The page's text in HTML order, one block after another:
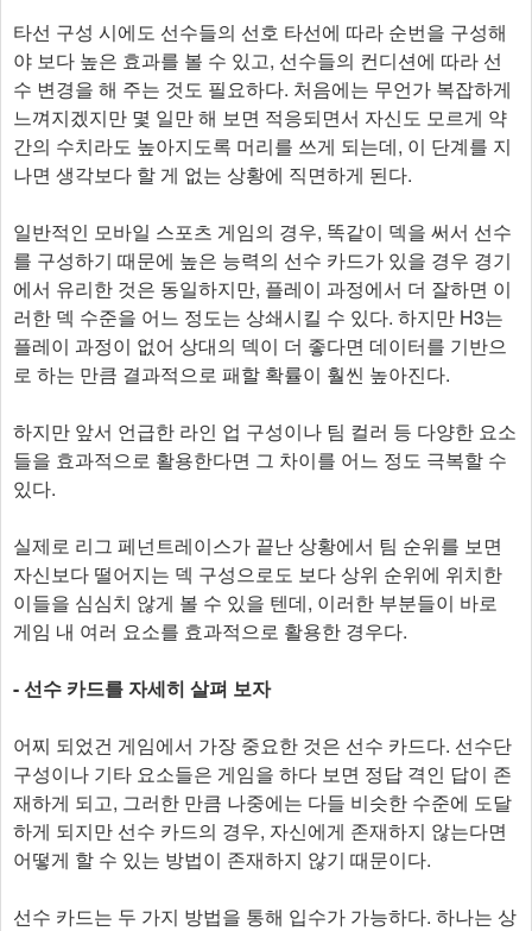
타선 구성 시에도 선수들의 선호 타선에 따라 순번을 구성해
야 보다 높은 효과를 볼 수 있고, 선수들의 컨디션에 따라 선
수 변경을 해 주는 것도 필요하다. 처음에는 무언가 복잡하게
느껴지겠지만 몇 일만 해 보면 적응되면서 자신도 모르게 약
간의 수치라도 높아지도록 머리를 쓰게 되는데, 이 단계를 지
나면 생각보다 할 게 없는 상황에 직면하게 된다.
일반적인 모바일 스포츠 게임의 경우, 똑같이 덱을 써서 선수
를 구성하기 때문에 높은 능력의 선수 카드가 있을 경우 경기
에서 유리한 것은 동일하지만, 플레이 과정에서 더 잘하면 이
러한 덱 수준을 어느 정도는 상쇄시킬 수 있다. 하지만 H3는
플레이 과정이 없어 상대의 덱이 더 좋다면 데이터를 기반으
로 하는 만큼 결과적으로 패할 확률이 훨씬 높아진다.
하지만 앞서 언급한 라인 업 구성이나 팀 컬러 등 다양한 요소
들을 효과적으로 활용한다면 그 차이를 어느 정도 극복할 수
있다.
실제로 리그 페넌트레이스가 끝난 상황에서 팀 순위를 보면
자신보다 떨어지는 덱 구성으로도 보다 상위 순위에 위치한
이들을 심심치 않게 볼 수 있을 텐데, 이러한 부분들이 바로
게임 내 여러 요소를 효과적으로 활용한 경우다.
- 선수 카드를 자세히 살펴 보자
어찌 되었건 게임에서 가장 중요한 것은 선수 카드다. 선수단
구성이나 기타 요소들은 게임을 하다 보면 정답 격인 답이 존
재하게 되고, 그러한 만큼 나중에는 다들 비슷한 수준에 도달
하게 되지만 선수 카드의 경우, 자신에게 존재하지 않는다면
어떻게 할 수 있는 방법이 존재하지 않기 때문이다.
선수 카드는 두 가지 방법을 통해 입수가 가능하다. 하나는 상